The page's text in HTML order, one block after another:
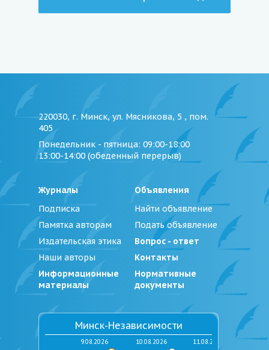
220030, г. Минск, ул. Мясникова, 5 , пом.
405
Понедельник - пятница: 09:00-18:00
13:00-14:00 (обеденный перерыв)
Журналы
Подписка
Памятка авторам
Издательская этика
Наши авторы
Информационные
материалы
Объявления
Найти объявление
Подать объявление
Вопрос - ответ
Контакты
Нормативные
документы
Минск-Независимости
9.08.2026
10.08.2026
11.08.2026